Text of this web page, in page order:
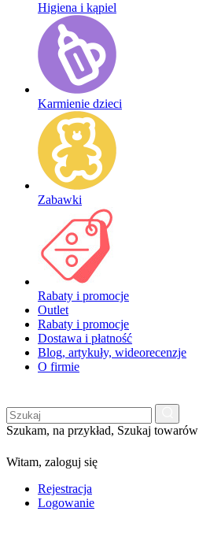
Higiena i kąpiel
Karmienie dzieci
Zabawki
Rabaty i promocje
Outlet
Rabaty i promocje
Dostawa i płatność
Blog, artykuły, wideorecenzje
O firmie
Szukam, na przykład, Szukaj
Witam, zaloguj się
Rejestracja
Logowanie